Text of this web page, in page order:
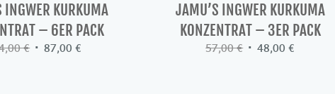
INGWER KURKUMA
– 6ER PACK
€ Ursprünglicher
87,00€
JAMU’S INGWER KURKUMA
KONZENTRAT – 3ER PACK
57,00€ Ursprünglicher
48,00€